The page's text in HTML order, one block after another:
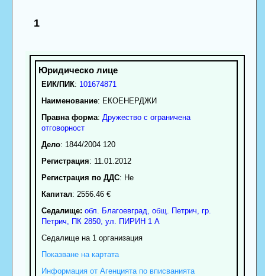
1
ЕИК/ПИК: 101674871
Наименование: ЕКОЕНЕРДЖИ
Правна форма: Дружество с ограничена
отговорност
Дело: 1844/2004 120
Регистрация: 11.01.2012
Регистрация по ДДС: Нe
Капитал: 2556.46 €
Седалище: обл. Благоевград общ. Петрич гр.
Петрич , ПК 2850, ул. ПИРИН 1 А
Седалище на 1 организация
Показване на картата
Информация от Агенцията по вписванията